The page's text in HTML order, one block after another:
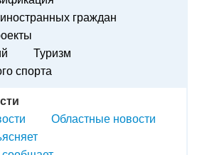
граждан
Туризм
спорта
Областные новости